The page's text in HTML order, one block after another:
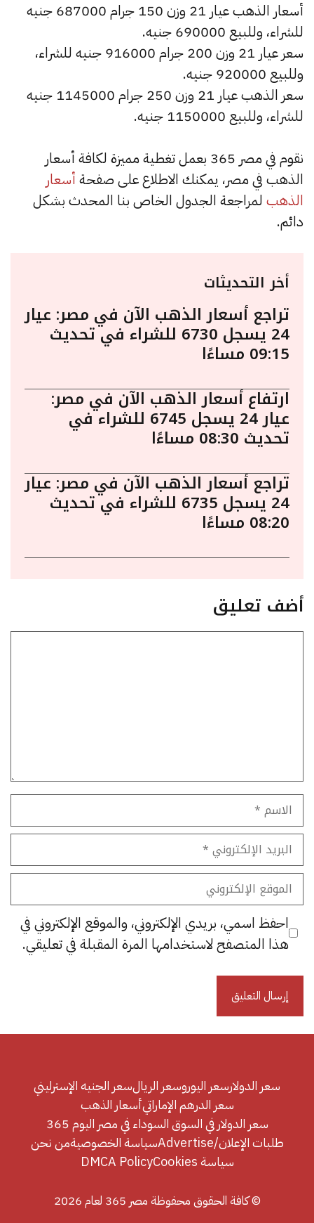
أسعار الذهب عيار 21 وزن 150 جرام 687000 جنيه
للشراء، وللبيع 690000 جنيه.
سعر عيار 21 وزن 200 جرام 916000 جنيه للشراء،
وللبيع 920000 جنيه.
سعر الذهب عيار 21 وزن 250 جرام 1145000 جنيه
للشراء، وللبيع 1150000 جنيه.
نقوم في مصر 365 بعمل تغطية مميزة لكافة أسعار
الذهب في مصر، يمكنك الاطلاع على صفحة أسعار
الذهب لمراجعة الجدول الخاص بنا المحدث بشكل
دائم.
أخر التحديثات
تراجع أسعار الذهب الآن في مصر: عيار
24 يسجل 6730 للشراء في تحديث
09:15 مساءًا
ارتفاع أسعار الذهب الآن في مصر:
عيار 24 يسجل 6745 للشراء في
تحديث 08:30 مساءًا
تراجع أسعار الذهب الآن في مصر: عيار
24 يسجل 6735 للشراء في تحديث
08:20 مساءًا
أضف تعليق
الاسم
البريد
الإلكتروني
الموقع
الإلكتروني
احفظ اسمي، بريدي الإلكتروني، والموقع الإلكتروني في
هذا المتصفح لاستخدامها المرة المقبلة في تعليقي.
سعر الدولارسعر اليوروسعر الريالسعر الجنيه الإسترليني
سعر الدرهم الإماراتيأسعار الذهب
سعر الدولار في السوق السوداء في مصر اليوم 365
طلبات الإعلان/Advertise
سياسة الخصوصيةمن نحن
سياسة Cookies
DMCA Policy
© كافة الحقوق محفوظة مصر 365 لعام 2026